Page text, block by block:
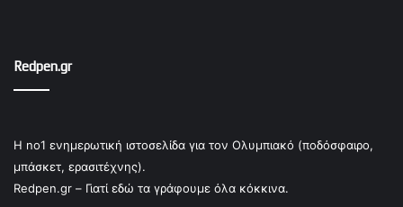
Redpen.gr
Η no1 ενημερωτική ιστοσελίδα για τον Ολυμπιακό (ποδόσφαιρο,
μπάσκετ, ερασιτέχνης).
Redpen.gr – Γιατί εδώ τα γράφουμε όλα κόκκινα.